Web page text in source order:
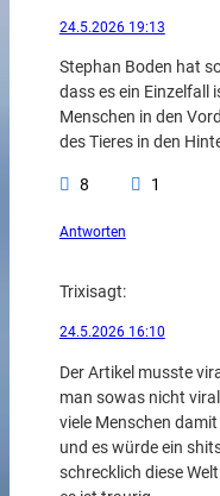
24.5.2026 19:13
Stephan Boden hat
dass es ein Einzelfall
Menschen in den
des Tieres in den
8 1
Antworten
Trixisagt:
24.5.2026 16:10
Der Artikel musste
man sowas nicht
viele Menschen
und es würde ein
schrecklich diese